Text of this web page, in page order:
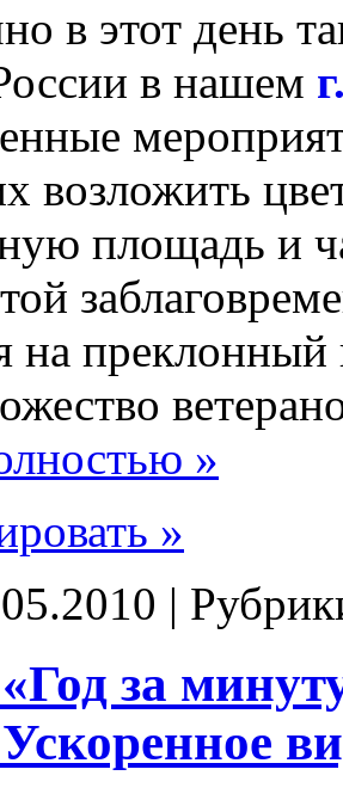
в этот день
в нашем
возложить
площадь и
на преклонный
»
»
|
за